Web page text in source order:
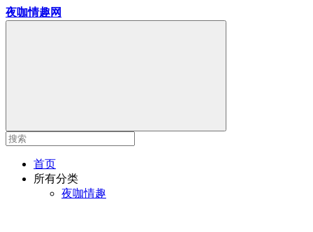
夜咖情趣网
首页
所有分类
夜咖情趣